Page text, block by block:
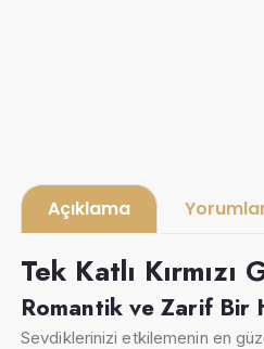
Açıklama
Tek Katlı
Romantik ve Zarif Bir
Sevdiklerinizi etkilemenin en